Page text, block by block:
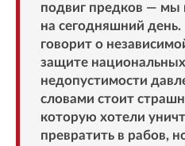
подвиг предков — мы
на сегодняшний день.
говорит о
защите
недопустимости
словами стоит
которую хотели
превратить в рабов,